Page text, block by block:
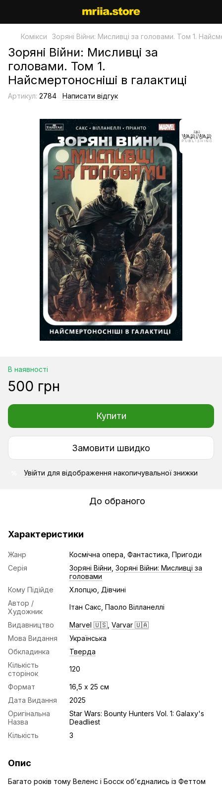
Комікси Зоряні Війни: Мисливці за головами. Том 1.
Зоряні Війни: Мисливці за
головами. Том 1.
Найсмертоносніші в галактиці
Артикул: 2784 Написати відгук
В наявності
500 грн
Купити
Замовити швидко
Увійти для відображення накопичувальної знижки
До обраного
Характеристики
Жанр
Космічна опера, Фантастика, Пригоди
Серія
Зоряні Війни Зоряні Війни: Мисливці за
головами
Кому Підійде
Хлопцю, Дівчині
Автор /
Художник
Ітан Сакс, Паоло Вілланеллі
Видавництво Marvel 🇺🇸 Varvar 🇺🇦
Мова Видання
Українська
Обкладинка
Тверда
Кількість
сторінок
120
Формат
16,5 х 25 см
Дата Видання
2025
Оригінальна
Назва
Star Wars: Bounty Hunters Vol. 1: Galaxy's
Deadliest
Кількість
3
Опис
Багато років тому Веленс і Босск об’єднались із Феттом